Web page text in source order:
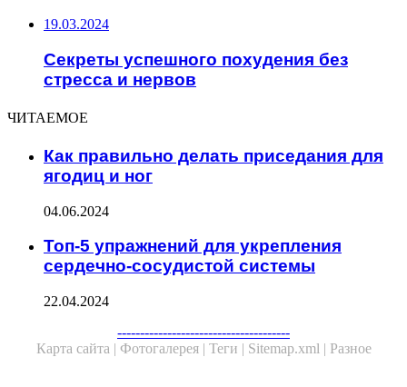
19.03.2024
Секреты успешного похудения без
стресса и нервов
ЧИТАЕМОЕ
Как правильно делать приседания для
ягодиц и ног
04.06.2024
Топ-5 упражнений для укрепления
сердечно-сосудистой системы
22.04.2024
--------------------------------------
Карта сайта | Фотогалерея | Теги | Sitemap.xml | Разное